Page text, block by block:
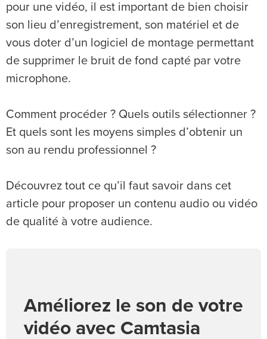
pour une vidéo, il est important de bien choisir
son lieu d’enregistrement, son matériel et de
vous doter d’un logiciel de montage permettant
de supprimer le bruit de fond capté par votre
microphone.
Comment procéder ? Quels outils sélectionner ?
Et quels sont les moyens simples d’obtenir un
son au rendu professionnel ?
Découvrez tout ce qu’il faut savoir dans cet
article pour proposer un contenu audio ou vidéo
de qualité à votre audience.
Améliorez le son de votre
vidéo avec Camtasia